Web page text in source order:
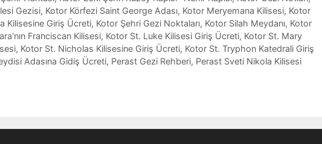
Gezisi, Kotor Körfezi Saint George Adası, Kotor Meryemana Kilisesi, Kotor
Kilisesine Giriş Ücreti, Kotor Şehri Gezi Noktaları, Kotor Silah Meydanı, Kotor
Franciscan Kilisesi, Kotor St. Luke Kilisesi Giriş Ücreti, Kotor St. Mary
, Kotor St. Nicholas Kilisesine Giriş Ücreti, Kotor St. Tryphon Katedrali Giriş
Adasına Gidiş Ücreti, Perast Gezi Rehberi, Perast Sveti Nikola Kilisesi